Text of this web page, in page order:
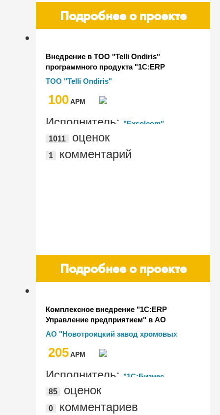
Подробнее о проекте
Внедрение в ТОО "Telli Ondiris"
программного продукта "1С:ERP
Управление предприятием для
ТОО "Telli Ondiris"
100AРМ
Исполнитель: "Exsolcom"
1011
оценок
1 комментарий
Подробнее о проекте
Комплексное внедрение "1С:ERP
Управление предприятием" в АО
"Новотроицкий завод хромовых
соединений"
АО "Новотроицкий завод хромовых
205AРМ
Исполнитель: "1С:Бизнес
решения"
85 оценок
0 комментариев